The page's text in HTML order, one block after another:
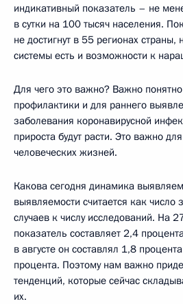
индикативный показатель – не
в сутки на 100 тысяч населения.
не достигнут в 55 регионах страны,
системы есть и возможности к
Для чего это важно? Важно
профилактики и для раннего
заболевания коронавирусной
прироста будут расти. Это важно
человеческих жизней.
Какова сегодня динамика
выявляемости считается как число
случаев к числу исследований. На
показатель составляет 2,4
в августе он составлял 1,8
процента. Поэтому нам важно
тенденций, которые сейчас
их.